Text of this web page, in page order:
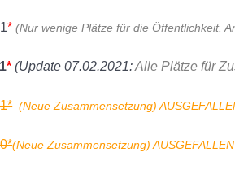
* (Nur wenige Plätze für die Öffentlichkeit.
*(Update 07.02.2021:Alle Plätze für
(Neue Zusammensetzung)
(Neue Zusammensetzung)AUSGEFALLEN